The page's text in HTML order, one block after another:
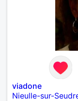
viadone
Nieulle-sur-